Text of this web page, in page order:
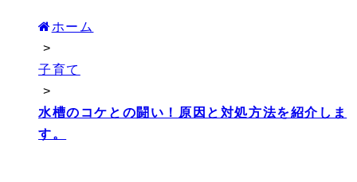
ホーム
>
子育て
>
水槽のコケとの闘い！原因と対処方法を紹介しま
す。